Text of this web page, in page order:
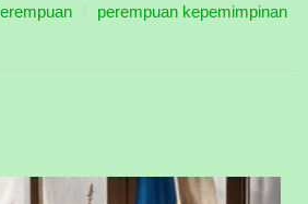
perempuan kepemimpinan